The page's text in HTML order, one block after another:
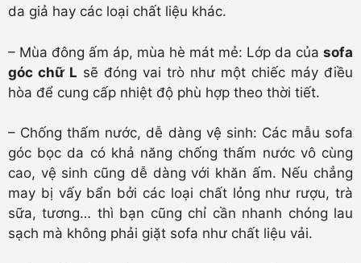
da giả hay các loại chất liệu khác.
– Mùa đông ấm áp, mùa hè mát mẻ: Lớp da của sofa
góc chữ L sẽ đóng vai trò như một chiếc máy điều
hòa để cung cấp nhiệt độ phù hợp theo thời tiết.
– Chống thấm nước, dễ dàng vệ sinh: Các mẫu sofa
góc bọc da có khả năng chống thấm nước vô cùng
cao, vệ sinh cũng dễ dàng với khăn ấm. Nếu chẳng
may bị vấy bẩn bởi các loại chất lỏng như rượu, trà
sữa, tương… thì bạn cũng chỉ cần nhanh chóng lau
sạch mà không phải giặt sofa như chất liệu vải.